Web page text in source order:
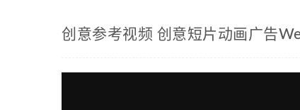
创意参考视频 创意短片动画广告